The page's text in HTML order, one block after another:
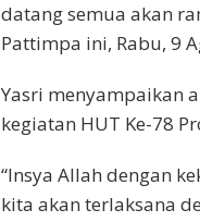
datang semua akan
Pattimpa ini, Rabu, 9
Yasri menyampaikan
kegiatan HUT Ke-78
“Insya Allah dengan
kita akan terlaksana